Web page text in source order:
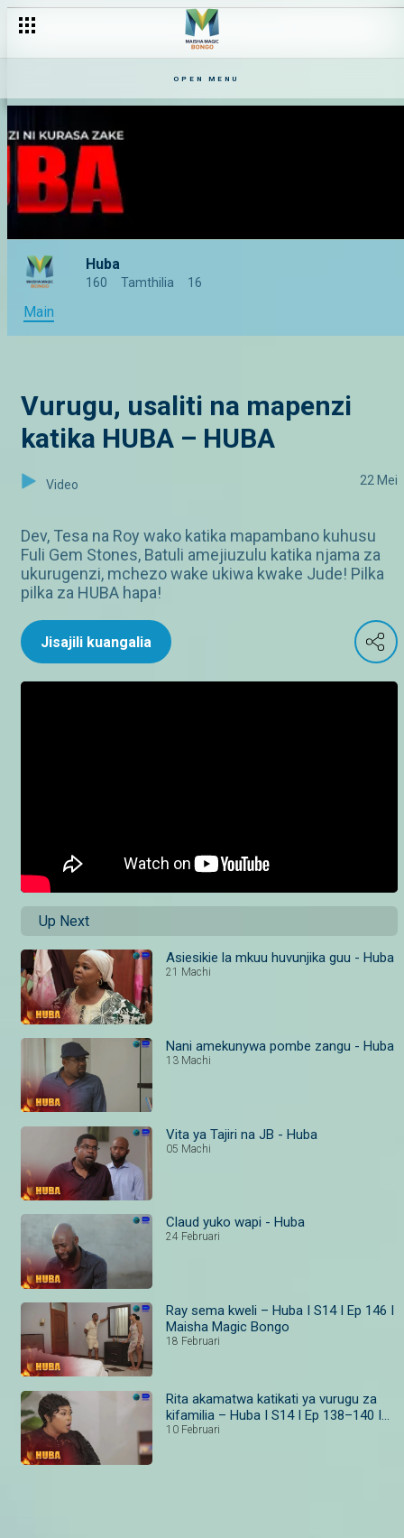
OPEN MENU
Huba
160 Tamthilia 16
Main
Vurugu, usaliti na mapenzi
katika HUBA – HUBA
Video 22 Mei
Dev, Tesa na Roy wako katika mapambano kuhusu
Fuli Gem Stones, Batuli amejiuzulu katika njama za
ukurugenzi, mchezo wake ukiwa kwake Jude! Pilka
pilka za HUBA hapa!
Jisajili kuangalia
Up Next
Asiesikie la mkuu huvunjika guu - Huba
21 Machi
Nani amekunywa pombe zangu - Huba
13 Machi
Vita ya Tajiri na JB - Huba
05 Machi
Claud yuko wapi - Huba
24 Februari
Ray sema kweli – Huba I S14 I Ep 146 I
Maisha Magic Bongo
18 Februari
Rita akamatwa katikati ya vurugu za
kifamilia – Huba I S14 I Ep 138–140 I
Maisha Magic
10 Februari